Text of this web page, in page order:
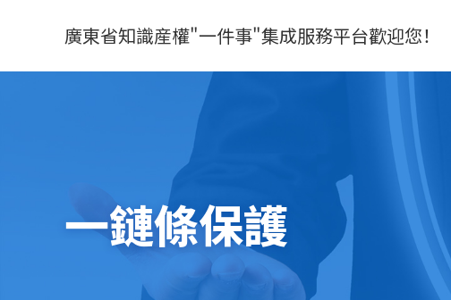
廣東省知識産權"一件事"集成服務平台歡迎您！
一鏈條保護